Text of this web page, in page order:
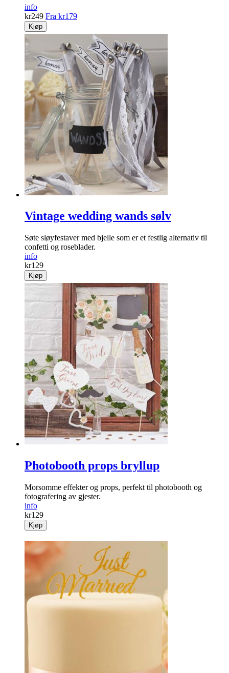
info
kr249 Fra kr179
Kjøp
Vintage wedding wands sølv
Søte sløyfestaver med bjelle som er et festlig alternativ til
confetti og roseblader.
info
kr129
Kjøp
Photobooth props bryllup
Morsomme effekter og props, perfekt til photobooth og
fotografering av gjester.
info
kr129
Kjøp